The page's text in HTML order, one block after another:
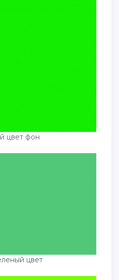
цвет фон
цвет